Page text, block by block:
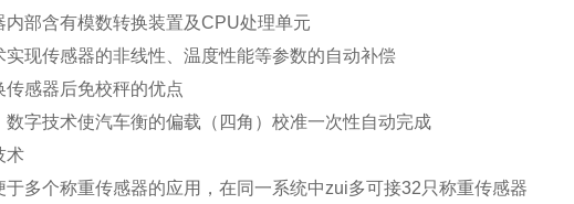
内部含有模数转换装置及CPU处理单元
实现传感器的非线性、温度性能等参数的自动补偿
传感器后免校秤的优点
数字技术使汽车衡的偏载（四角）校准一次性自动完成
术
于多个称重传感器的应用，在同一系统中zui多可接32 只称重传感器